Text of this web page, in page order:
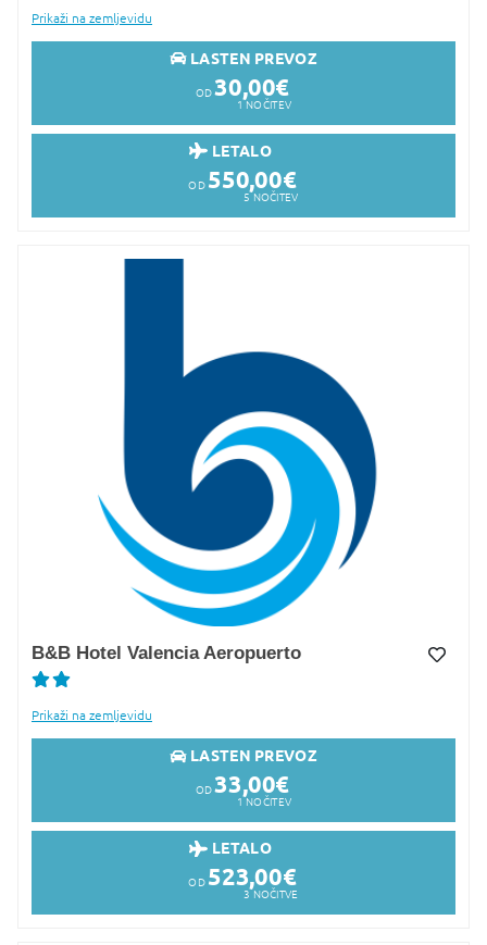
Prikaži na zemljevidu
LASTEN PREVOZ
OD 30,00€
1 NOČITEV
LETALO
OD 550,00€
5 NOČITEV
B&B Hotel Valencia Aeropuerto
Prikaži na zemljevidu
LASTEN PREVOZ
OD 33,00€
1 NOČITEV
LETALO
OD 523,00€
3 NOČITVE